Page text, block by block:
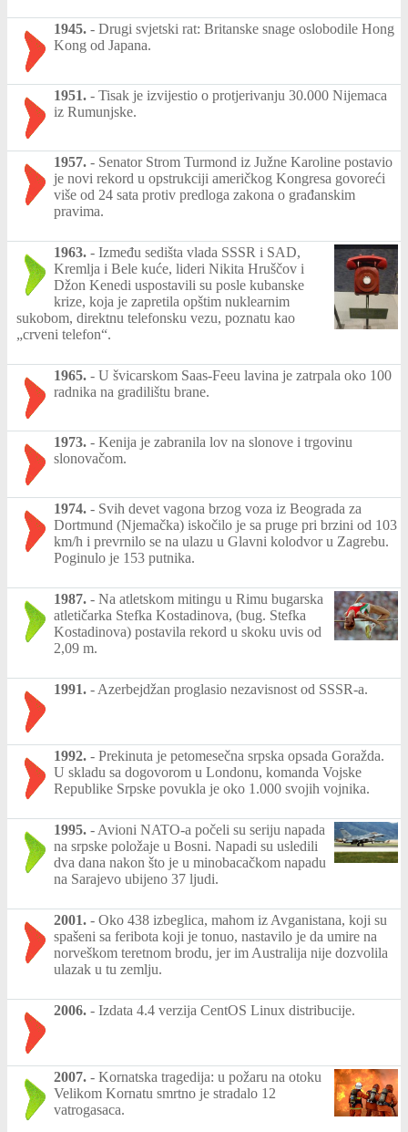
1945. - Drugi svjetski rat: Britanske snage oslobodile Hong
Kong od Japana.
1951. - Tisak je izvijestio o protjerivanju 30.000 Nijemaca
iz Rumunjske.
1957. - Senator Strom Turmond iz Južne Karoline postavio
je novi rekord u opstrukciji američkog Kongresa govoreći
više od 24 sata protiv predloga zakona o građanskim
pravima.
1963. - Između sedišta vlada SSSR i SAD,
Kremlja i Bele kuće, lideri Nikita Hruščov i
Džon Kenedi uspostavili su posle kubanske
krize, koja je zapretila opštim nuklearnim
sukobom, direktnu telefonsku vezu, poznatu kao
„crveni telefon“.
1965. - U švicarskom Saas-Feeu lavina je zatrpala oko 100
radnika na gradilištu brane.
1973. - Kenija je zabranila lov na slonove i trgovinu
slonovačom.
1974. - Svih devet vagona brzog voza iz Beograda za
Dortmund (Njemačka) iskočilo je sa pruge pri brzini od 103
km/h i prevrnilo se na ulazu u Glavni kolodvor u Zagrebu.
Poginulo je 153 putnika.
1987. - Na atletskom mitingu u Rimu bugarska
atletičarka Stefka Kostadinova, (bug. Stefka
Kostadinova) postavila rekord u skoku uvis od
2,09 m.
1991. - Azerbejdžan proglasio nezavisnost od SSSR-a.
1992. - Prekinuta je petomesečna srpska opsada Goražda.
U skladu sa dogovorom u Londonu, komanda Vojske
Republike Srpske povukla je oko 1.000 svojih vojnika.
1995. - Avioni NATO-a počeli su seriju napada
na srpske položaje u Bosni. Napadi su usledili
dva dana nakon što je u minobacačkom napadu
na Sarajevo ubijeno 37 ljudi.
2001. - Oko 438 izbeglica, mahom iz Avganistana, koji su
spašeni sa feribota koji je tonuo, nastavilo je da umire na
norveškom teretnom brodu, jer im Australija nije dozvolila
ulazak u tu zemlju.
2006. - Izdata 4.4 verzija CentOS Linux distribucije.
2007. - Kornatska tragedija: u požaru na otoku
Velikom Kornatu smrtno je stradalo 12
vatrogasaca.